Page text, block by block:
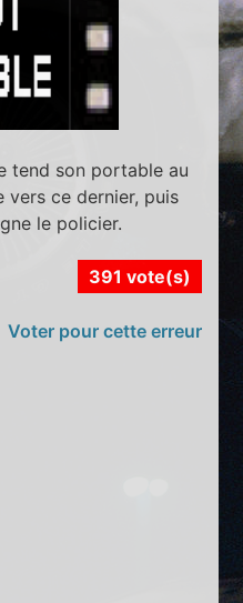
tend son portable au
vers ce dernier, puis
le policier.
391 vote(s)
Voter pour cette erreur